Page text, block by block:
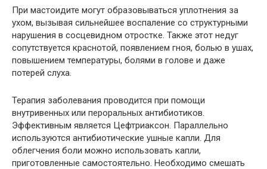
При мастоидите могут образовываться уплотнения за
ухом, вызывая сильнейшее воспаление со структурными
нарушения в сосцевидном отростке. Также этот недуг
сопутствуется краснотой, появлением гноя, болью в ушах,
повышением температуры, болями в голове и даже
потерей слуха.
Терапия заболевания проводится при помощи
внутривенных или пероральных антибиотиков.
Эффективным является Цефтриаксон. Параллельно
используются антибиотические ушные капли. Для
облегчения боли можно использовать капли,
приготовленные самостоятельно. Необходимо смешать